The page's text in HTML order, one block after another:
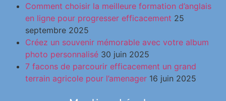
Comment choisir la meilleure formation d’anglais
en ligne pour progresser efficacement 25
septembre 2025
Créez un souvenir mémorable avec votre album
photo personnalisé 30 juin 2025
7 facons de parcourir efficacement un grand
terrain agricole pour l’amenager 16 juin 2025